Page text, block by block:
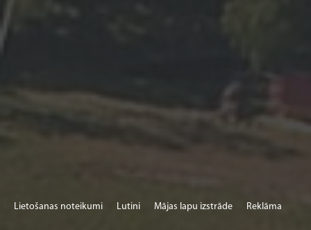
Lietošanas noteikumi Lutini Mājas lapu izstrāde Reklāma